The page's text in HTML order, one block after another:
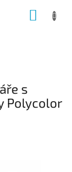
s
Polycolor